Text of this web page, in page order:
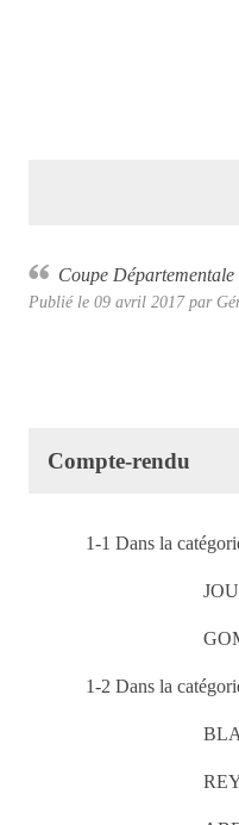
Coupe
Publié le 09 avril 2017par
Compte-rendu
1-1 Dans la
1-2 Dans la